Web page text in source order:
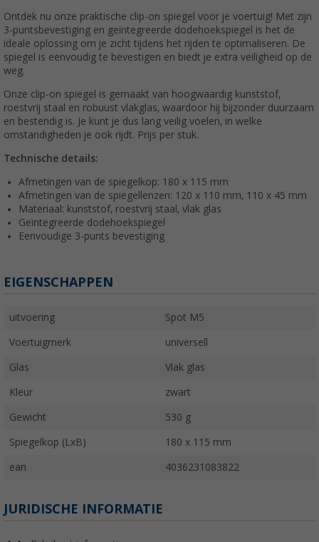
Ontdek nu onze praktische clip-on spiegel voor je voertuig! Met zijn
3-puntsbevestiging en geïntegreerde dodehoekspiegel is het de
ideale oplossing om je zicht tijdens het rijden te optimaliseren. De
spiegel is eenvoudig te bevestigen en biedt je extra veiligheid op de
weg.
Onze clip-on spiegel is gemaakt van hoogwaardig kunststof,
roestvrij staal en robuust vlakglas, waardoor hij bijzonder duurzaam
en bestendig is. Je kunt je dus lang veilig voelen, in welke
omstandigheden je ook rijdt. Prijs per stuk.
Technische details:
Afmetingen van de spiegelkop: 180 x 115 mm
Afmetingen van de spiegellenzen: 120 x 110 mm, 110 x 45 mm
Materiaal: kunststof, roestvrij staal, vlak glas
Geïntegreerde dodehoekspiegel
Eenvoudige 3-punts bevestiging
EIGENSCHAPPEN
uitvoering Spot M5
Voertuigmerk universell
Glas Vlak glas
Kleur zwart
Gewicht 530 g
Spiegelkop (LxB) 180 x 115 mm
ean 4036231083822
JURIDISCHE INFORMATIE